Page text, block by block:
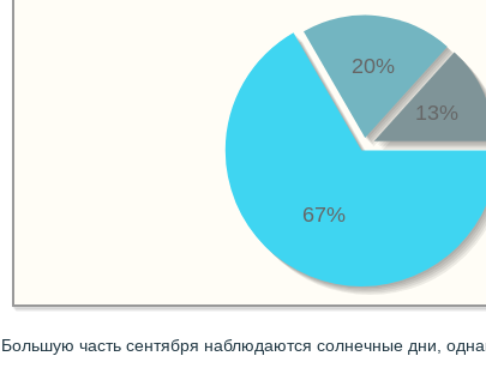
67%
20%
13%
Большую часть сентября наблюдаются солнечные дни,